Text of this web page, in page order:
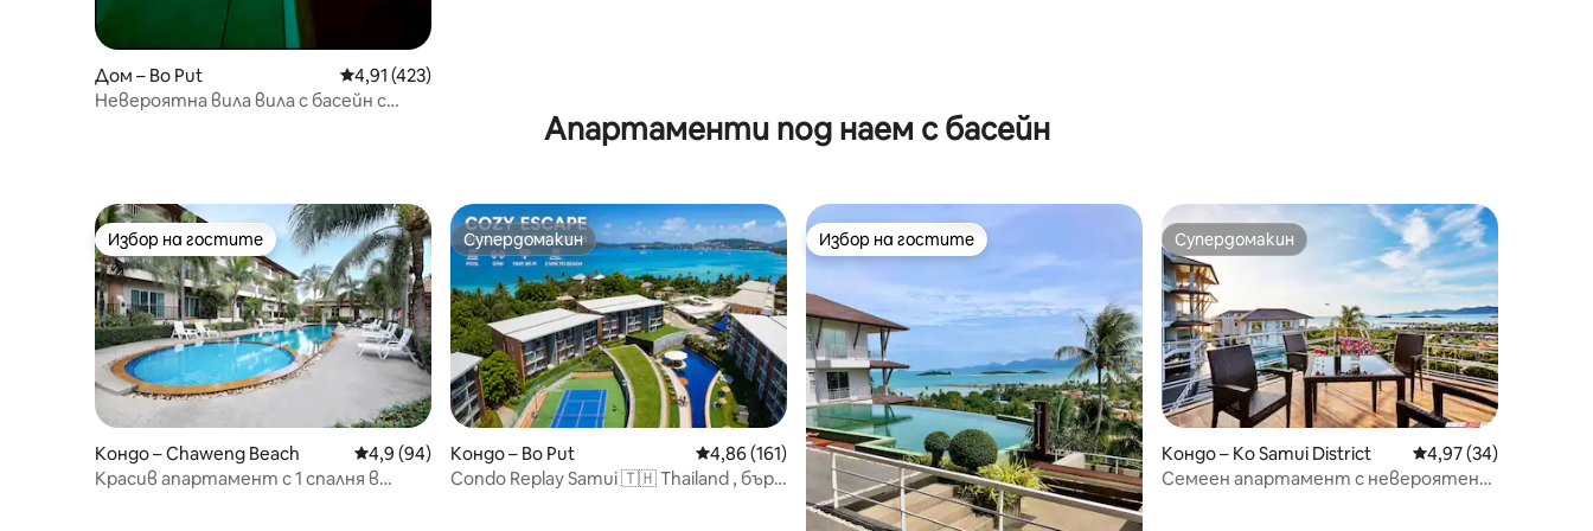
Дом – Bo Put Средна оценка: 4,91 от 5, 423 отзива
4,91 (423)
Невероятна вила вила с басейн с
Апартаменти под наем с басейн
Избор на гостите
Избор на гостите
Кондо – Chaweng Beach Средна оценка: 4,9 от 5, 94 отзива
4,9 (94)
Красив апартамент с 1 спалня в
Супердомакин
Супердомакин
Кондо – Bo Put Средна оценка: 4,86 от 5, 161 отзива
4,86 (161)
Condo Rеplay Samui 🇹🇭 Thailand , бърз
Избор на гостите
Избор на гостите Супердомакин
Супердомакин
Кондо – Ko Samui District Средна оценка:
4,97 (34)
Семеен апартамент с невероятен